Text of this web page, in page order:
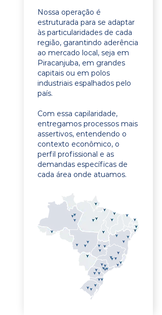
Nossa operação é
estruturada para se adaptar
às particularidades de cada
região, garantindo aderência
ao mercado local, seja em
Piracanjuba, em grandes
capitais ou em polos
industriais espalhados pelo
país.
Com essa capilaridade,
entregamos processos mais
assertivos, entendendo o
contexto econômico, o
perfil profissional e as
demandas específicas de
cada área onde atuamos.